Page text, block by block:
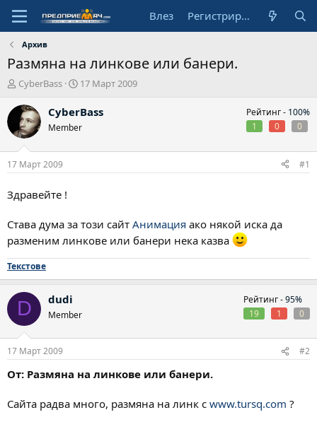
Влез Регистрирай се
Архив
Размяна на линкове или банери.
А
т
о
р
CyberBass
Н
ч
л
д
17 Март 2009
CyberBass
Member
Рейтинг - 100%
1
0 0
17 Март 2009 #1
Здравейте !
Става дума за този сайт Анимация ако някой иска да
разменим линкове или банери нека казва
Текстове
D dudi
Member
Рейтинг -95%
19
1 0
17 Март 2009 #2
От: Размяна на линкове или банери.
Сайта радва много, размяна на линк с www.tursq.com ?